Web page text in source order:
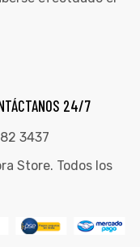
24/7
3437
Store. Todos los